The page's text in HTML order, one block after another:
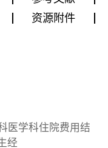
资源附件
医学科住院费用结
经